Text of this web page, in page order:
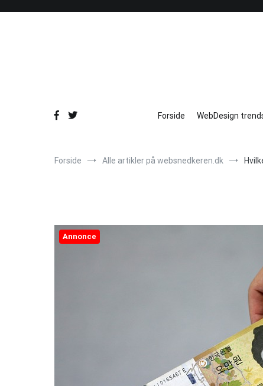
Forside WebDesign
Forside Alle artikler på websnedkeren.dk
Annonce